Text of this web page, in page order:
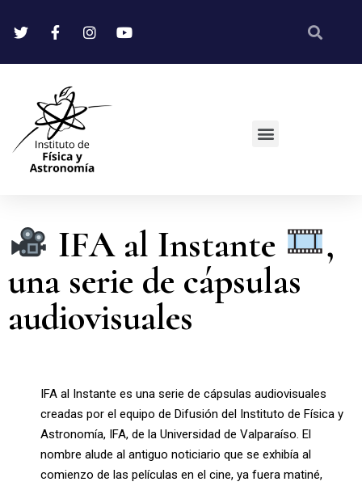
IFA al Instante
,
una serie de cápsulas
audiovisuales
IFA al Instante es una serie de cápsulas audiovisuales
creadas por el equipo de Difusión del Instituto de Física y
Astronomía, IFA, de la Universidad de Valparaíso. El
nombre alude al antiguo noticiario que se exhibía al
comienzo de las películas en el cine, ya fuera matiné,